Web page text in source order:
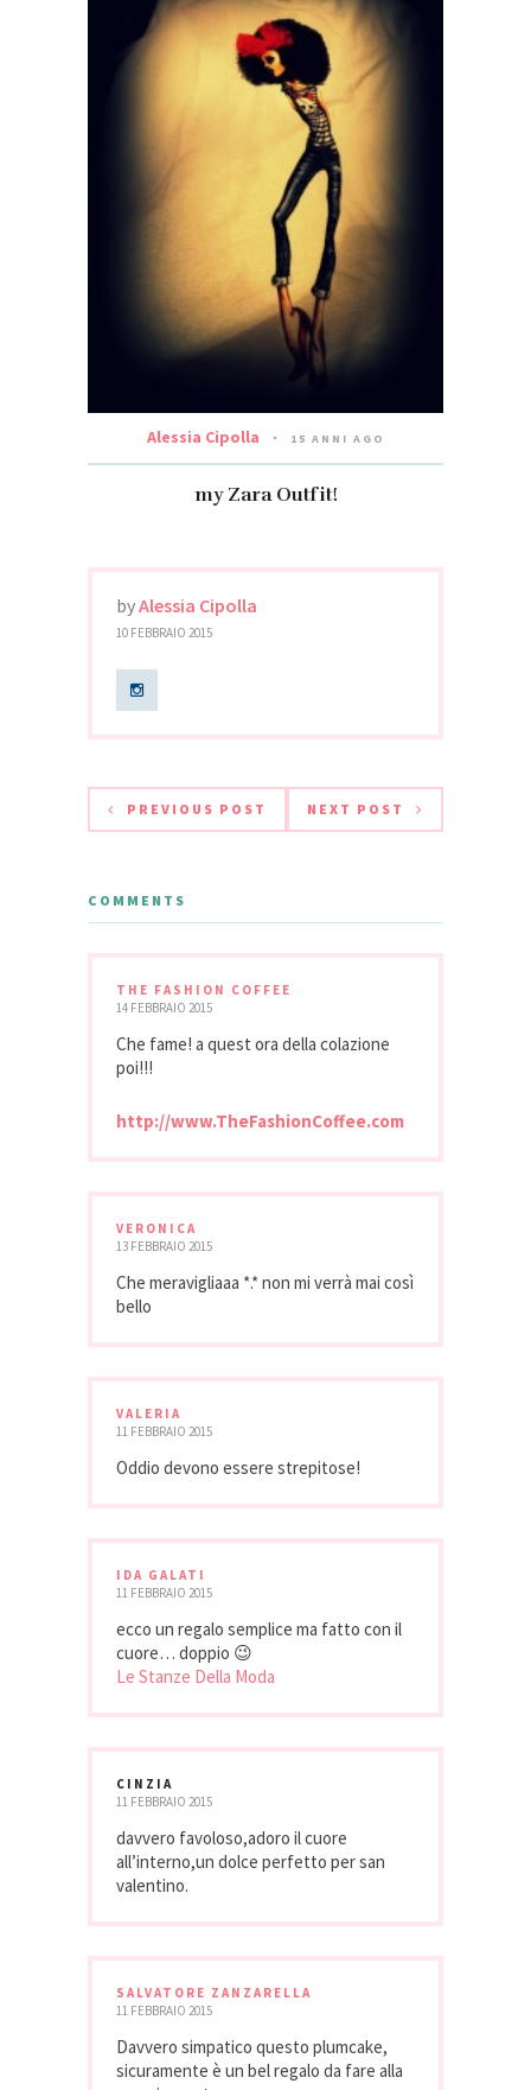
Alessia Cipolla 15 ANNI AGO
my Zara Outfit!
byAlessia Cipolla
10 FEBBRAIO 2015
PREVIOUS POST NEXT POST
COMMENTS
THE FASHION COFFEE
14 FEBBRAIO 2015
Che fame! a quest ora della colazione
poi!!!
http://www.TheFashionCoffee.com
VERONICA
13 FEBBRAIO 2015
Che meravigliaaa *.* non mi verrà mai così
bello
VALERIA
11 FEBBRAIO 2015
Oddio devono essere strepitose!
IDA GALATI
11 FEBBRAIO 2015
ecco un regalo semplice ma fatto con il
cuore… doppio 😉
Le Stanze Della Moda
CINZIA
11 FEBBRAIO 2015
davvero favoloso,adoro il cuore
all’interno,un dolce perfetto per san
valentino.
SALVATORE ZANZARELLA
11 FEBBRAIO 2015
Davvero simpatico questo plumcake,
sicuramente è un bel regalo da fare alla